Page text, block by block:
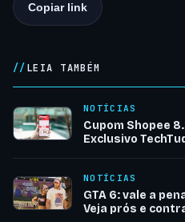
Copiar link
LEIA TAMBÉM
NOTÍCIAS
Cupom Shopee
Exclusivo
NOTÍCIAS
GTA 6: vale a
Veja prós e